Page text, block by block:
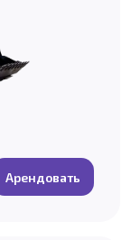
Арендовать